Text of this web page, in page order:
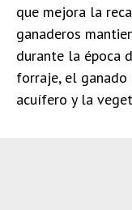
que mejora la
ganaderos
durante la época
forraje, el ganado
acuífero y la